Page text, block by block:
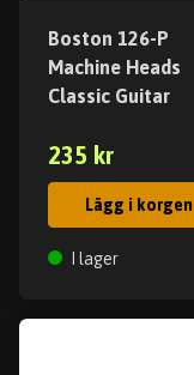
Boston 126-P
Machine Heads
Classic Guitar
235 kr
Lägg i korgen
I lager